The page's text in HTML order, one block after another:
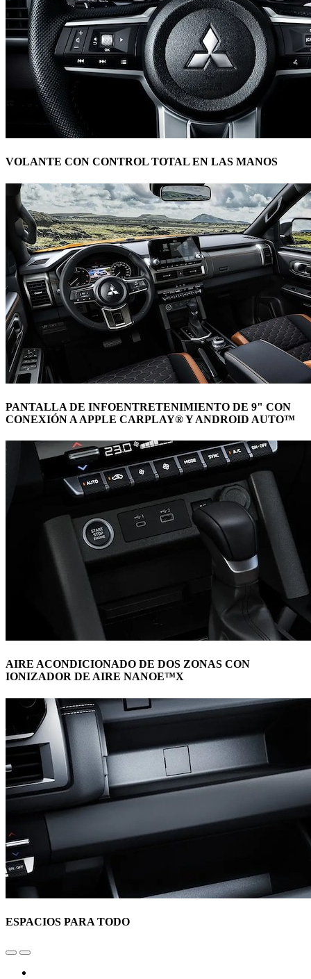
VOLANTE CON CONTROL TOTAL EN LAS MANOS
PANTALLA DE INFOENTRETENIMIENTO DE 9" CON
CONEXIÓN A APPLE CARPLAY® Y ANDROID AUTO™
AIRE ACONDICIONADO DE DOS ZONAS CON
IONIZADOR DE AIRE NANOE™X
ESPACIOS PARA TODO